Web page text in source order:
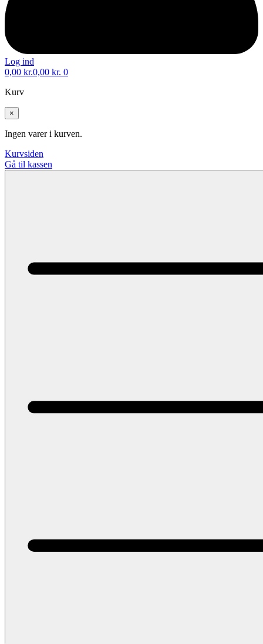
Log ind
0,00 kr.0,00 kr. 0
Kurv
×
Ingen varer i kurven.
Kurvsiden
Gå til kassen